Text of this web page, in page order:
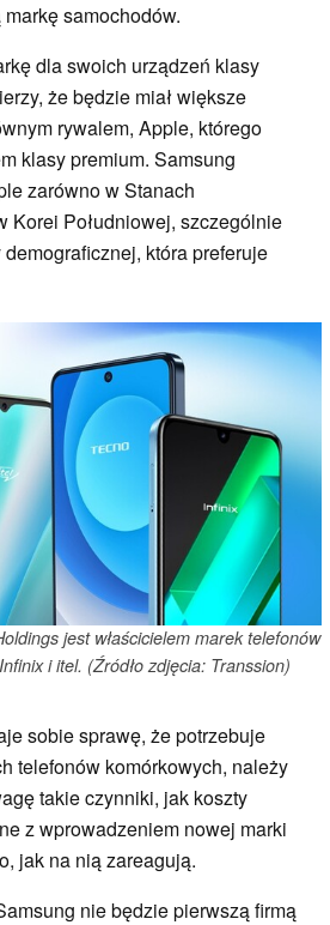
samochodów.
dla swoich urządzeń klasy
że będzie miał większe
rywalem, Apple, którego
klasy premium. Samsung
zarówno w Stanach
Korei Południowej, szczególnie
która preferuje
jest właścicielem marek telefonów
i itel. (Źródło zdjęcia: Transsion)
sobie sprawę, że potrzebuje
telefonów komórkowych, należy
takie czynniki, jak koszty
z wprowadzeniem nowej marki
jak na nią zareagują.
nie będzie pierwszą firmą